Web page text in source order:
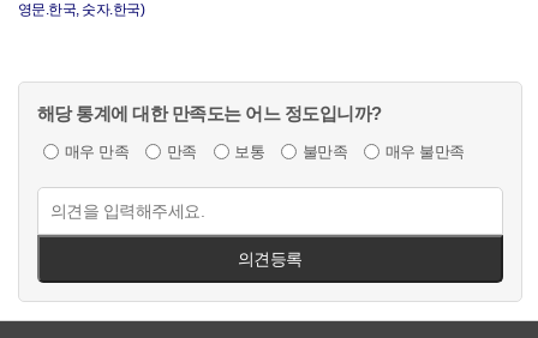
영문.한국, 숫자.한국)
해당 통계에 대한 만족도는 어느 정도입니까?
매우 만족 만족 보통 불만족 매우 불만족
의견등록